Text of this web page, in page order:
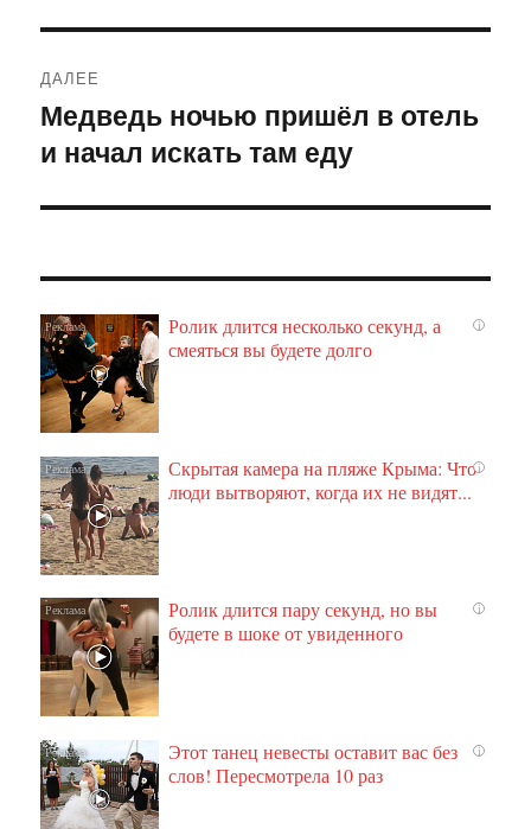
ДАЛЕЕ
Следующая
запись:
Медведь ночью пришёл в отель
и начал искать там еду
i
Ролик длится несколько секунд, а
смеяться вы будете долго
i
Скрытая камера на пляже Крыма: Что
люди вытворяют, когда их не видят...
i
Ролик длится пару секунд, но вы
будете в шоке от увиденного
i
Этот танец невесты оставит вас без
слов! Пересмотрела 10 раз